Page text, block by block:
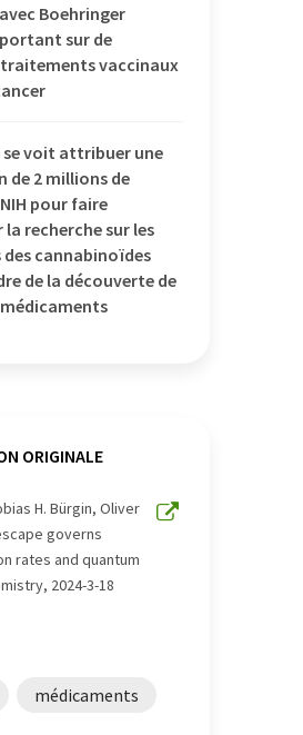
Boehringer
sur de
vaccinaux
se voit attribuer une
de 2 millions de
pour faire
la recherche sur les
cannabinoïdes
de la découverte de
ORIGINALE
H. Bürgin, Oliver
governs
rates and quantum
2024-3-18
médicaments